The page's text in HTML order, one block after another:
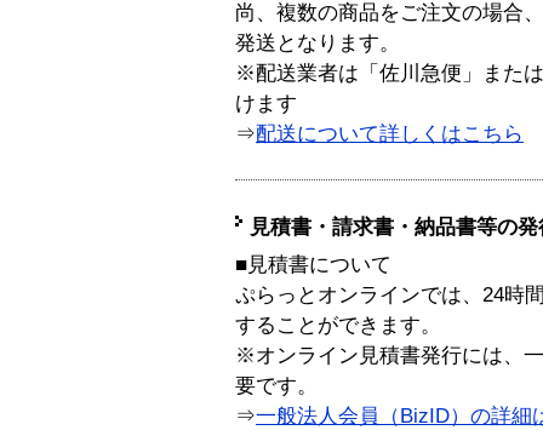
尚、複数の商品をご注文の場合
発送となります。
※配送業者は「佐川急便」また
けます
⇒配送について詳しくはこちら
見積書・請求書・納品書等の
■見積書について
ぷらっとオンラインでは、24時
することができます。
※オンライン見積書発行には、
要です。
⇒一般法人会員（BizID）の詳細